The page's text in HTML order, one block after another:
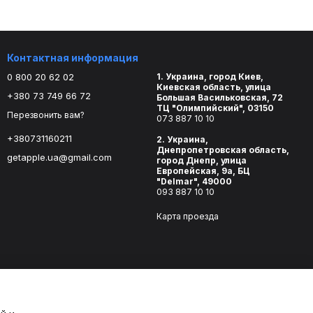
Контактная информация
0 800 20 62 02
+380 73 749 66 72
Перезвонить вам?
+380731160211
getapple.ua@gmail.com
1. Украина, город Киев,
Киевская область, улица
Большая Васильковская, 72
ТЦ "Олимпийский", 03150
073 887 10 10
2. Украина,
Днепропетровская область,
город Днепр, улица
Европейская, 9а, БЦ
"Delmar", 49000
093 887 10 10
Карта проезда